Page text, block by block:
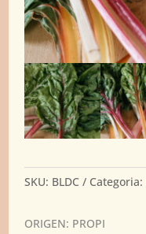
SKU: BLDC Categoria:
ORIGEN: PROPI